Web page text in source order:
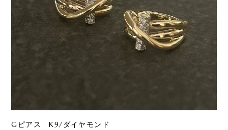
Gピアス K9/ダイヤモンド